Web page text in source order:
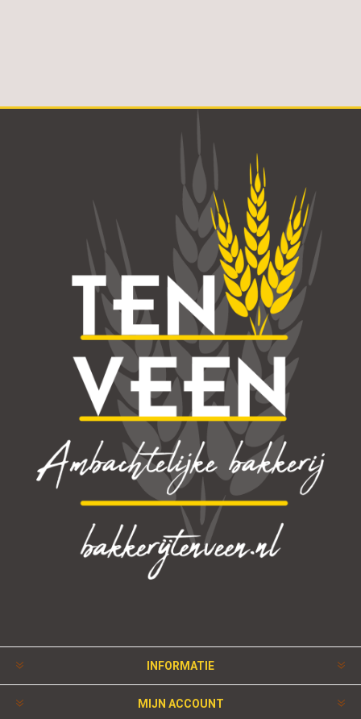
INFORMATIE
MIJN ACCOUNT